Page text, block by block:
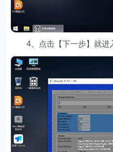
4、点击【下一步】就进